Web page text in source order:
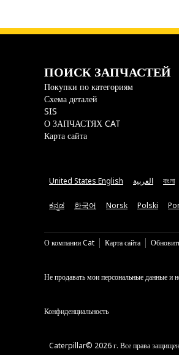
ПОИСК ЗАПЧАСТЕЙ
Покупки по категориям
Схема деталей
SIS
О ЗАПЧАСТЯХ CAT
Карта сайта
United States English العربية বাংলা
ಕನ್ನಡ 한국어 Norsk Polski
О компании Cat Карта сайта
Не продавать мои персональные данные и
Конфиденциальность
Caterpillar© 2026 г. Все права